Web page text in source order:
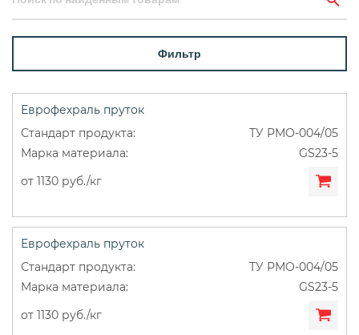
Фильтр
Еврофехраль пруток
ТУ РМО-004/05
GS23-5
от 1130 руб./кг
Еврофехраль пруток
ТУ РМО-004/05
GS23-5
от 1130 руб./кг